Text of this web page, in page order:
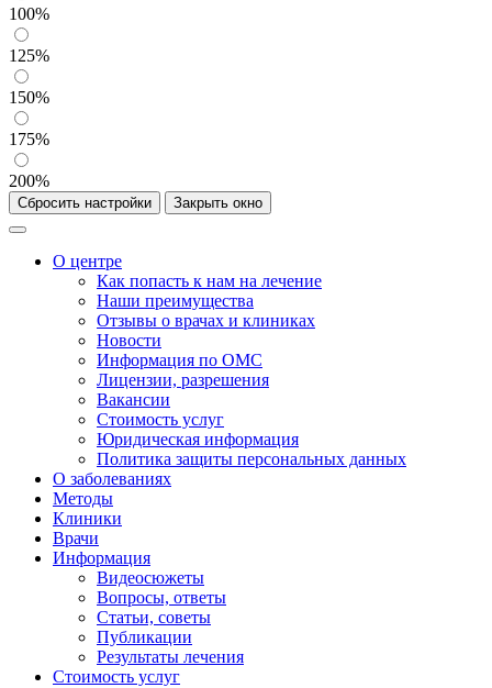
100%
125%
150%
175%
200%
Сбросить настройки Закрыть окно
О центре
Как попасть к нам на лечение
Наши преимущества
Отзывы о врачах и клиниках
Новости
Информация по ОМС
Лицензии, разрешения
Вакансии
Стоимость услуг
Юридическая информация
Политика защиты персональных данных
О заболеваниях
Методы
Клиники
Врачи
Информация
Видеосюжеты
Вопросы, ответы
Статьи, советы
Публикации
Результаты лечения
Стоимость услуг